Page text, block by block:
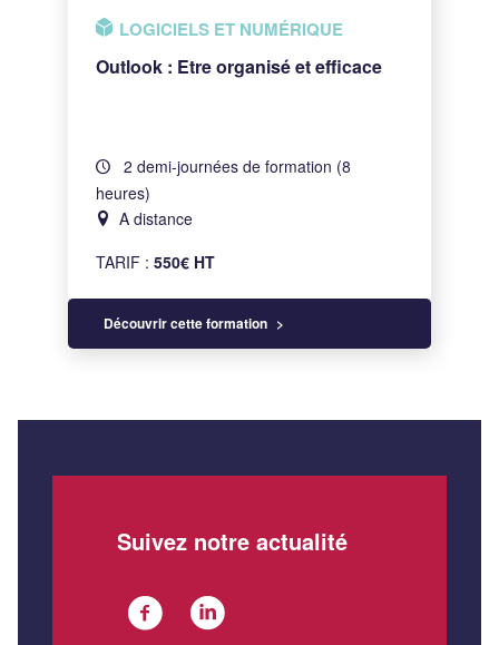
LOGICIELS ET NUMÉRIQUE
Outlook : Etre organisé et efficace
2 demi-journées de formation (8
heures)
A distance
TARIF :550€ HT
Découvrir cette formation
Suivez notre actualité